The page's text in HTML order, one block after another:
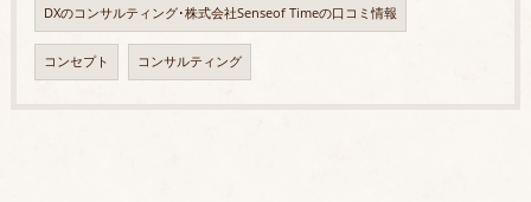
DXのコンサルティング･株式会社Senseof Timeの口コミ情報
コンセプト コンサルティング